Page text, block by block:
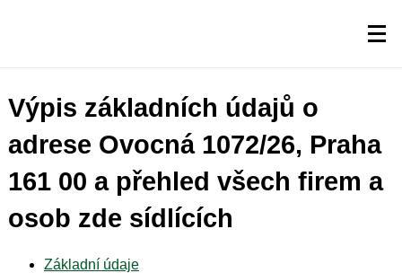
Výpis základních údajů o
adrese Ovocná 1072/26, Praha
161 00 a přehled všech firem a
osob zde sídlících
Základní údaje